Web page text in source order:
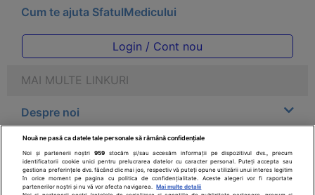
Cum te ajuta SfatulMedicului
Login / Cont nou
MAI MULTE LINKURI
Despre noi
Legal
Drepturile consumatorului
Nouă ne pasă ca datele tale personale să rămână confidențiale
Noi și partenerii noștri959 stocăm și/sau accesăm informații pe dispozitivul dvs., precum
identificatorii cookie unici pentru prelucrarea datelor cu caracter personal. Puteți accepta sau
gestiona preferințele dvs. făcând clic mai jos, respectiv vă puteți opune utilizării unui interes legitim
în orice moment pe pagina cu politica de confidențialitate. Aceste alegeri vor fi raportate
partenerilor noștri și nu vă vor afecta navigarea.
Mai multe detalii